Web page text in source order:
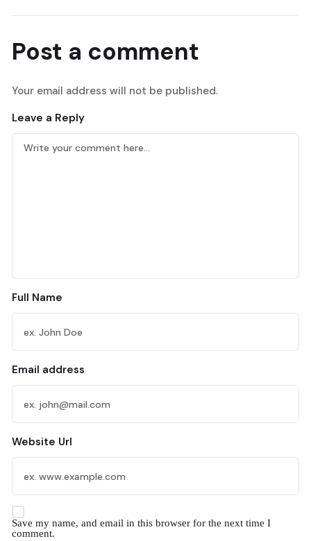
Post a comment
Your email address will not be published.
Leave a Reply
Full Name
Email address
Website Url
Save my name, and email in this browser for the next time I
comment.